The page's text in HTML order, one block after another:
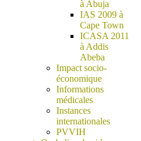
à Abuja
IAS 2009 à
Cape Town
ICASA 2011
à Addis
Abeba
Impact socio-
économique
Informations
médicales
Instances
internationales
PVVIH